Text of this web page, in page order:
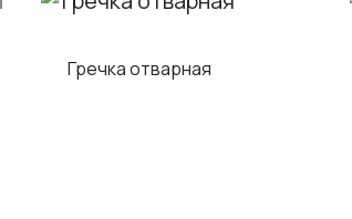
Гречка отварная